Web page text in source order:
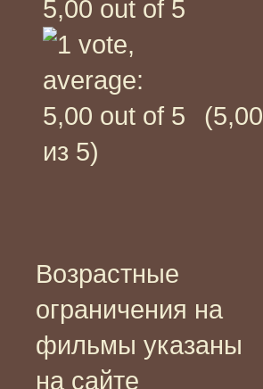
(5,00
из 5)
Возрастные
ограничения на
фильмы указаны
на сайте